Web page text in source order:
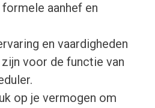
aanhef en
en vaardigheden
voor de functie van
op je vermogen om